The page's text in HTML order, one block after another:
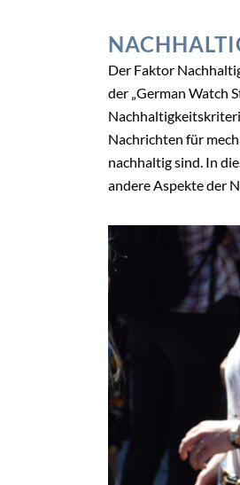
Der Faktor
der „German Watch
Nachrichten für
nachhaltig sind. In
andere Aspekte der